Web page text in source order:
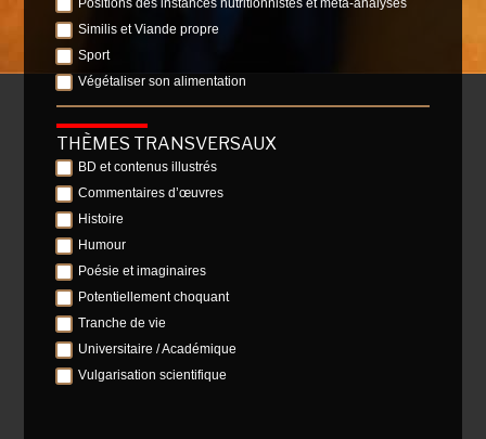
Positions des instances nutritionnistes et méta-analyses
Similis et Viande propre
Sport
Végétaliser son alimentation
THÈMES TRANSVERSAUX
BD et contenus illustrés
Commentaires d’œuvres
Histoire
Humour
Poésie et imaginaires
Potentiellement choquant
Tranche de vie
Universitaire / Académique
Vulgarisation scientifique